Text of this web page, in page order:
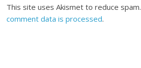
This site uses Akismet to reduce spam.
comment data is processed.